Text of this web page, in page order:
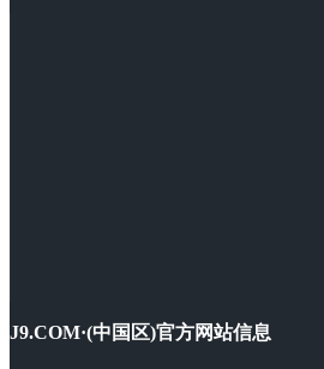
J9.COM·(中国区)官方网站信息